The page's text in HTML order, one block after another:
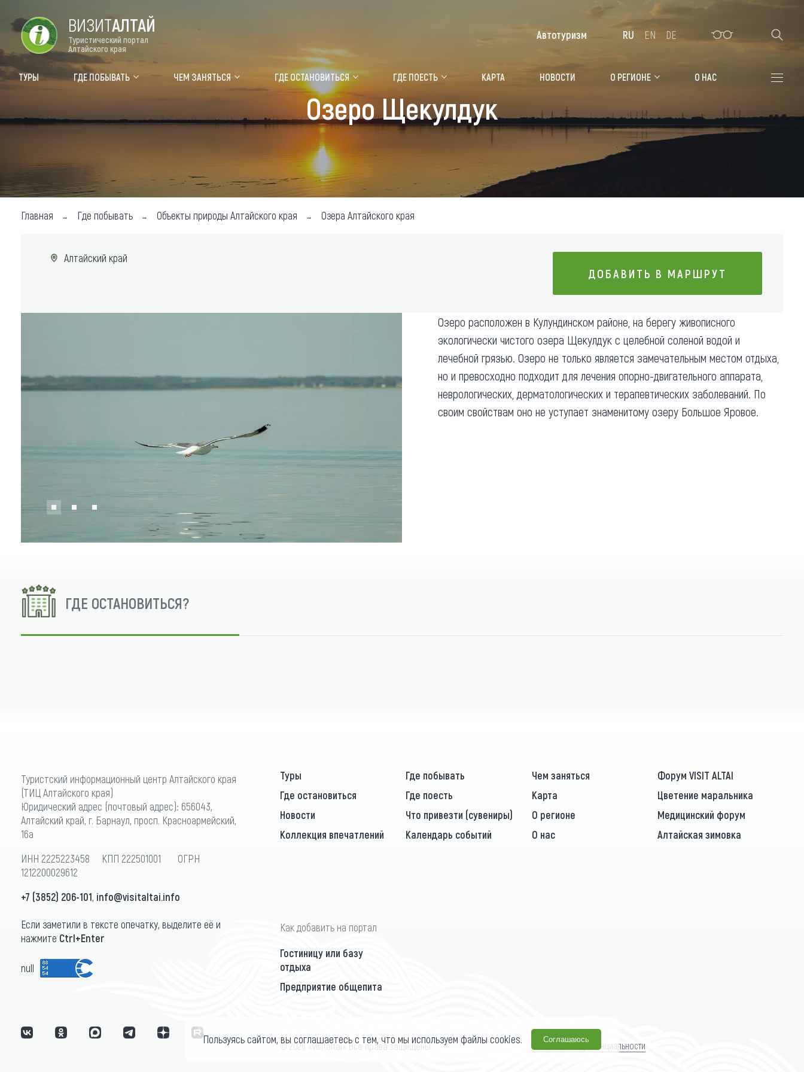
Форум VISIT ALTAI Цветение маральника
Туры Где побывать
Объекты природы
Объекты истории и культуры
Объекты развлечений
Топ туристических мест
Чем заняться
Календарь событий
Аудиогид
Мой маршрут
Где остановиться
Санатории
Рестораны
Новости
Как добраться
Люди, прославившие Алтай
Карты и буклеты
Видеогалерея
О нас
Реестр туристических
агентств Алтайского края
Обращения граждан
ВИЗИТАЛТАЙ
Туристический портал
Алтайского края
ТУРЫ ГДЕ ПОБЫВАТЬ ЧЕМ ЗАНЯТЬСЯ ГДЕ ОСТАНОВИТЬСЯ ГДЕ ПОЕСТЬ КАРТА НОВОСТИ О РЕГИОНЕ О НАС
Автотуризм RU EN DE
Озеро Щекулдук
Главная Где побывать Объекты природы Алтайского края Озера Алтайского края
Алтайский край
ДОБАВИТЬ В МАРШРУТ
ДОБАВИТЬ В МАРШРУТ
Озеро расположен в Кулундинском районе, на берегу живописного
экологически чистого озера Щекулдук с целебной соленой водой и
лечебной грязью. Озеро не только является замечательным местом отдыха,
но и превосходно подходит для лечения опорно-двигательного аппарата,
неврологических, дерматологических и терапевтических заболеваний. По
своим свойствам оно не уступает знаменитому озеру Большое Яровое.
ГДЕ ОСТАНОВИТЬСЯ?
Туристский информационный центр Алтайского края
(ТИЦ Алтайского края)
Юридический адрес (почтовый адрес): 656043,
Алтайский край, г. Барнаул, просп. Красноармейский,
16а
ИНН 2225223458 КПП 222501001 ОГРН
1212200029612
+7 (3852) 206-101, info@visitaltai.info
Если заметили в тексте опечатку, выделите её и
нажмите Ctrl+Enter
null
Туры Где побывать Чем заняться
Форум VISIT ALTAI
Где остановиться
Где поесть Карта
Цветение маральника
Новости
Что привезти (сувениры) О регионе
Медицинский форум
Коллекция впечатлений
Календарь событий О нас Алтайская зимовка
Как добавить на портал
Гостиницу или базу
отдыха
Предприятие общепита
© 2026 «visitaltai» Все права защищены. Политика конфиденциальности
Пользуясь сайтом, вы соглашаетесь с тем, что мы используем файлы cookies. Соглашаюсь